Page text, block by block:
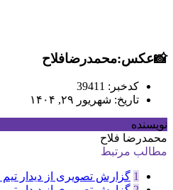
📸عکس:محمدرضافلاح
کدخبر: 39411
تاریخ: شهریور ۲۹, ۱۴۰۴
نویسنده
محمدرضا فلاح
مطالب مرتبط
1 گزارش تصویری از دیدار